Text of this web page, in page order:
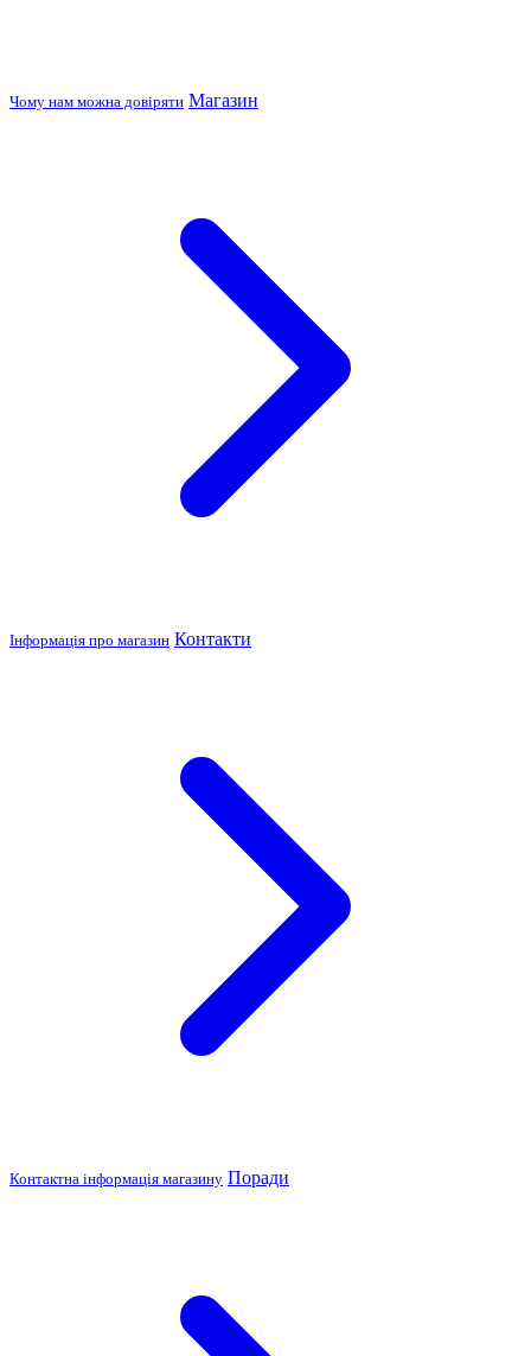
Чому нам можна довіряти Магазин
Інформація про магазин Контакти
Контактна інформація магазину Поради